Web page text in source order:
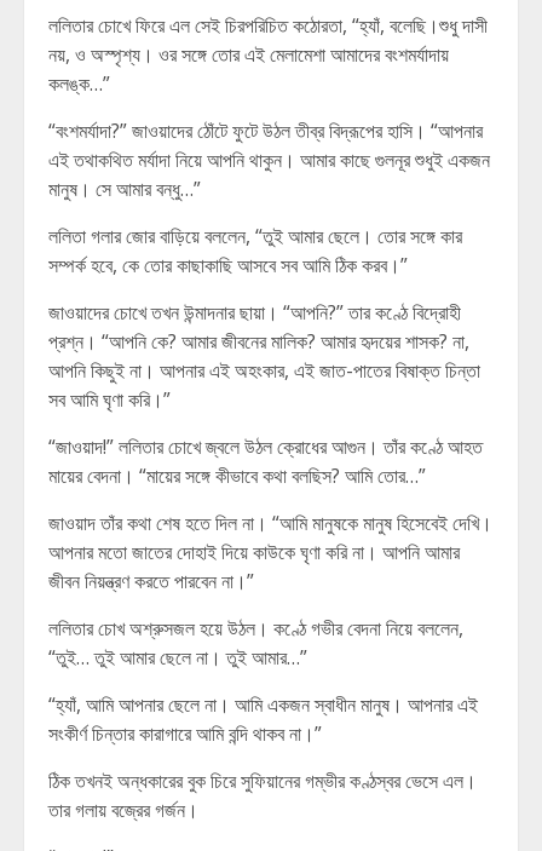
ললিতার চোখে ফিরে এল সেই চিরপরিচিত কঠোরতা, “হ্যাঁ, বলেছি।শুধু দাসী
নয়, ও অস্পৃশ্য। ওর সঙ্গে তোর এই মেলামেশা আমাদের বংশমর্যাদায়
কলঙ্ক…”
“বংশমর্যাদা?” জাওয়াদের ঠোঁটে ফুটে উঠল তীব্র বিদ্রূপের হাসি। “আপনার
এই তথাকথিত মর্যাদা নিয়ে আপনি থাকুন। আমার কাছে গুলনূর শুধুই একজন
মানুষ। সে আমার বন্ধু…”
ললিতা গলার জোর বাড়িয়ে বললেন, “তুই আমার ছেলে। তোর সঙ্গে কার
সম্পর্ক হবে, কে তোর কাছাকাছি আসবে সব আমি ঠিক করব।”
জাওয়াদের চোখে তখন উন্মাদনার ছায়া। “আপনি?” তার কণ্ঠে বিদ্রোহী
প্রশ্ন। “আপনি কে? আমার জীবনের মালিক? আমার হৃদয়ের শাসক? না,
আপনি কিছুই না। আপনার এই অহংকার, এই জাত-পাতের বিষাক্ত চিন্তা
সব আমি ঘৃণা করি।”
“জাওয়াদ!” ললিতার চোখে জ্বলে উঠল ক্রোধের আগুন। তাঁর কণ্ঠে আহত
মায়ের বেদনা। “মায়ের সঙ্গে কীভাবে কথা বলছিস? আমি তোর…”
জাওয়াদ তাঁর কথা শেষ হতে দিল না। “আমি মানুষকে মানুষ হিসেবেই দেখি।
আপনার মতো জাতের দোহাই দিয়ে কাউকে ঘৃণা করি না। আপনি আমার
জীবন নিয়ন্ত্রণ করতে পারবেন না।”
ললিতার চোখ অশ্রুসজল হয়ে উঠল। কণ্ঠে গভীর বেদনা নিয়ে বললেন,
“তুই… তুই আমার ছেলে না। তুই আমার…”
“হ্যাঁ, আমি আপনার ছেলে না। আমি একজন স্বাধীন মানুষ। আপনার এই
সংকীর্ণ চিন্তার কারাগারে আমি বন্দি থাকব না।”
ঠিক তখনই অন্ধকারের বুক চিরে সুফিয়ানের গম্ভীর কণ্ঠস্বর ভেসে এল।
তার গলায় বজ্রের গর্জন।